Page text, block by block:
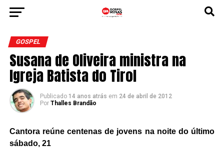
GOSPEL
Susana de Oliveira ministra na
Igreja Batista do Tirol
Publicado 14 anos atrás em 24 de abril de 2012
Por Thalles Brandão
Cantora reúne centenas de jovens na noite do último
sábado, 21